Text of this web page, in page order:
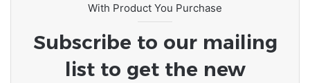
With Product You Purchase
Subscribe to our mailing
list to get the new